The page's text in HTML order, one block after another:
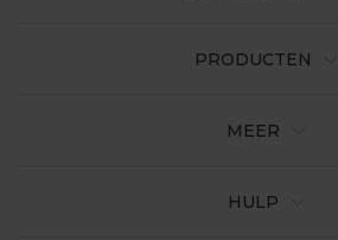
PRODUCTEN
MEER
HULP